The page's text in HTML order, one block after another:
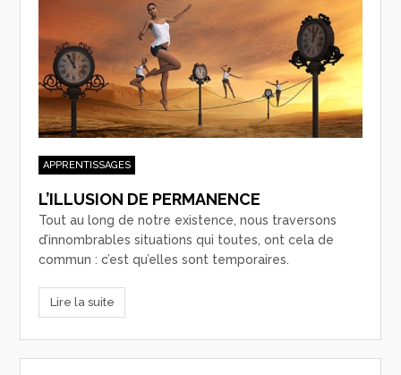
APPRENTISSAGES
L’ILLUSION DE PERMANENCE
Tout au long de notre existence, nous traversons
d’innombrables situations qui toutes, ont cela de
commun : c’est qu’elles sont temporaires.
Lire la suite